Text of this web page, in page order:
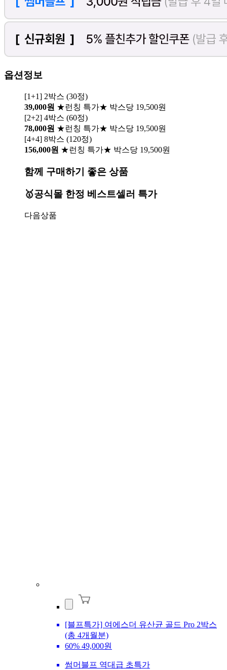
옵션정보
[1+1] 2박스 (30정)
39,000원 ★런칭 특가★ 박스당 19,500원
[2+2] 4박스 (60정)
78,000원 ★런칭 특가★ 박스당 19,500원
[4+4] 8박스 (120정)
156,000원 ★런칭 특가★ 박스당 19,500원
함께 구매하기 좋은 상품
🥇공식몰 한정 베스트셀러 특가
다음상품
[블프특가] 여에스더 유산균 골드 Pro 2박스
(총 4개월분)
60% 49,000원
썸머블프 역대급 초특가